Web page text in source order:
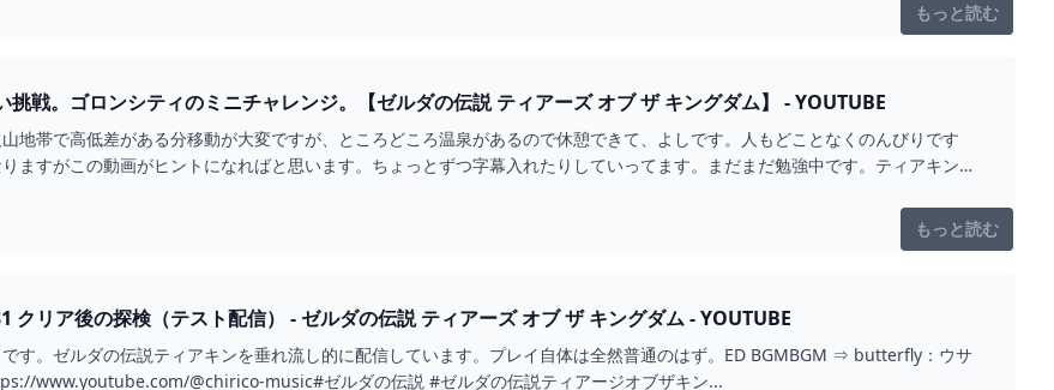
もっと読む
挑戦。ゴロンシティのミニチャレンジ。【ゼルダの伝説 ティアーズ オブ ザ キングダム】 - YOUTUBE
地帯で高低差がある分移動が大変ですが、ところどころ温泉があるので休憩できて、よしです。人もどことなくのんびりです
ますがこの動画がヒントになればと思います。ちょっとずつ字幕入れたりしていってます。まだまだ勉強中です。ティアキンま
もっと読む
ゆうまのティアキン #31 クリア後の探検（テスト配信） - ゼルダの伝説 ティアーズ オブ ザ キングダム - YOUTUBE
。ゼルダの伝説ティアキンを垂れ流し的に配信しています。プレイ自体は全然普通のはず。ED BGMBGM ⇒ butterfly：ウサ
www.youtube.com/@chirico-music#ゼルダの伝説 #ゼルダの伝説ティアージオブザキン...